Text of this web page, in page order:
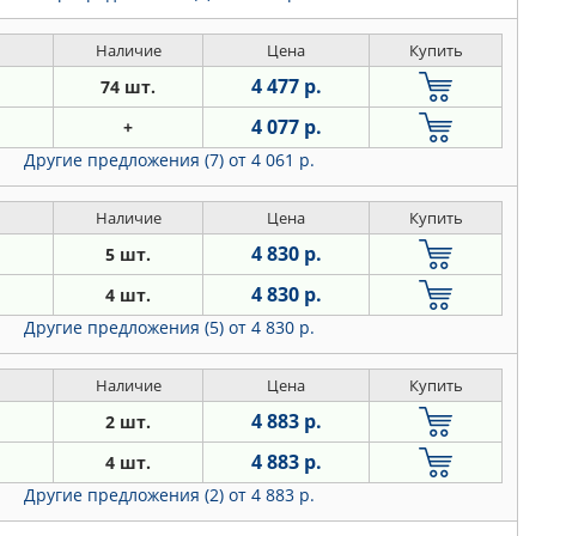
Наличие Цена Купить
74 шт. 4 477 р.
+ 4 077 р.
Другие предложения (7) от 4 061 р.
Наличие Цена Купить
5 шт. 4 830 р.
4 шт. 4 830 р.
Другие предложения (5) от 4 830 р.
Наличие Цена Купить
2 шт. 4 883 р.
4 шт. 4 883 р.
Другие предложения (2) от 4 883 р.